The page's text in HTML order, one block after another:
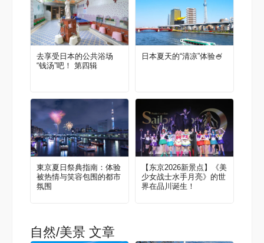
去享受日本的公共浴场
“钱汤”吧！ 第四辑
日本夏天的“清凉”体验🍧
東京夏日祭典指南：体验
被热情与笑容包围的都市
氛围
【东京2026新景点】《美
少女战士水手月亮》的世
界在品川诞生！
自然/美景 文章